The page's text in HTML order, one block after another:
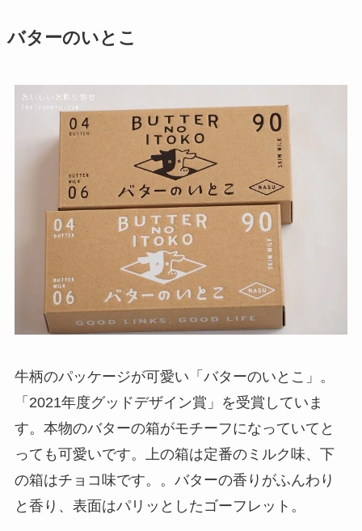
バターのいとこ
牛柄のパッケージが可愛い「バターのいとこ」。
「2021年度グッドデザイン賞」を受賞していま
す。本物のバターの箱がモチーフになっていてと
っても可愛いです。上の箱は定番のミルク味、下
の箱はチョコ味です。。バターの香りがふんわり
と香り、表面はパリッとしたゴーフレット。